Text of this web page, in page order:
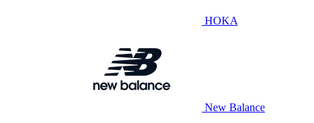
HOKA
New Balance